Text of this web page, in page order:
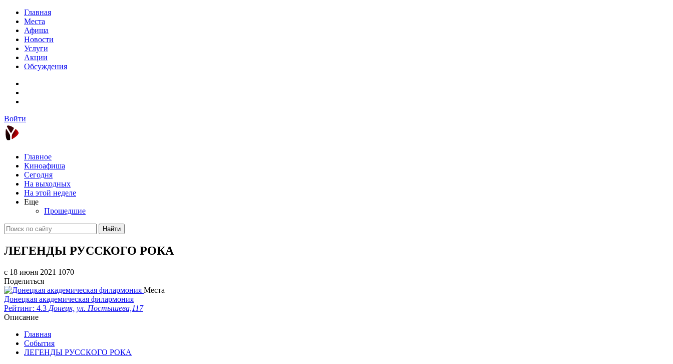
Главная
Места
Афиша
Новости
Услуги
Акции
Обсуждения
Войти
Главное
Киноафиша
Сегодня
На выходных
На этой неделе
Еще
Прошедшие
Найти
ЛЕГЕНДЫ РУССКОГО РОКА
c 18 июня 2021 1070
Поделиться
Места
Донецкая академическая филармония
Рейтинг: 4.3 Донецк, ул. Постышева,117
Описание
Главная
События
ЛЕГЕНДЫ РУССКОГО РОКА